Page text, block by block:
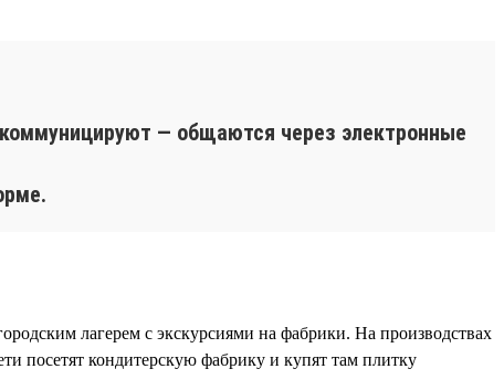
— общаются через электронные
лагерем с экскурсиями на фабрики. На производствах
посетят кондитерскую фабрику и купят там плитку